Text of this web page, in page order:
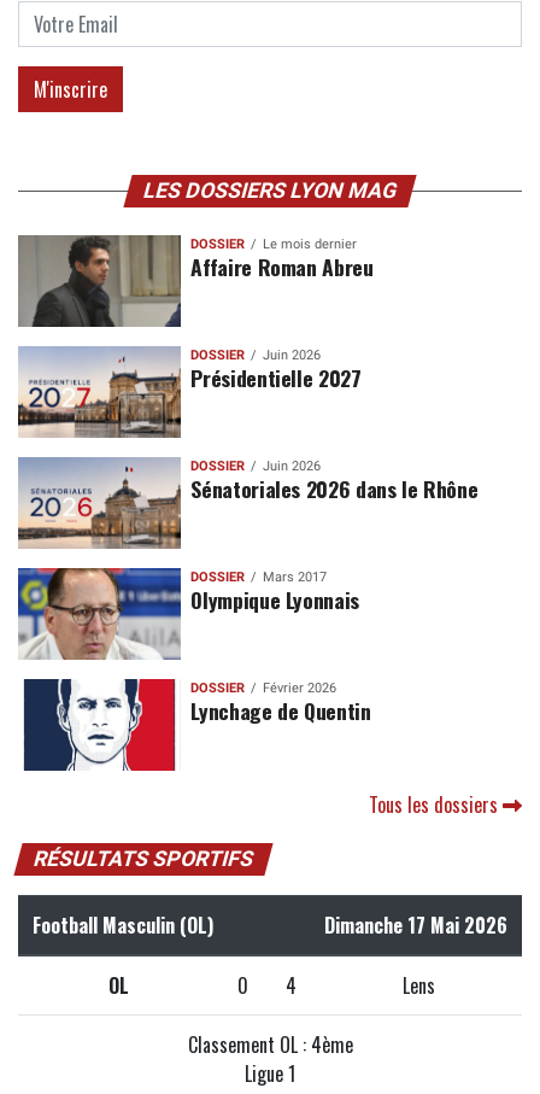
LES DOSSIERS LYON MAG
DOSSIER Le mois dernier
Affaire Roman Abreu
DOSSIER Juin 2026
Présidentielle 2027
DOSSIER Juin 2026
Sénatoriales 2026 dans le Rhône
DOSSIER Mars 2017
Olympique Lyonnais
DOSSIER Février 2026
Lynchage de Quentin
Tous les dossiers
RÉSULTATS SPORTIFS
Football Masculin (OL) Dimanche 17 Mai 2026
OL 0 4 Lens
Classement OL : 4ème
Ligue 1